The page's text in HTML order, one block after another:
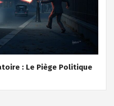
: Le Piège Politique